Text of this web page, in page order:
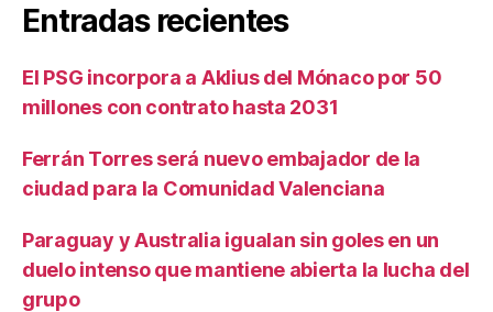
Entradas recientes
El PSG incorpora a Aklius del Mónaco por 50
millones con contrato hasta 2031
Ferrán Torres será nuevo embajador de la
ciudad para la Comunidad Valenciana
Paraguay y Australia igualan sin goles en un
duelo intenso que mantiene abierta la lucha del
grupo